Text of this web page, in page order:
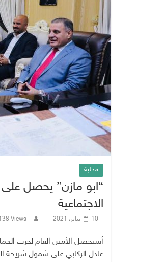
محلية
“ابو مازن” يحصل
الاجتماعية
10 يناير، 2021 Views
أستحصل الأمين العام لحزب
عادل الركابي على شمول شريحة